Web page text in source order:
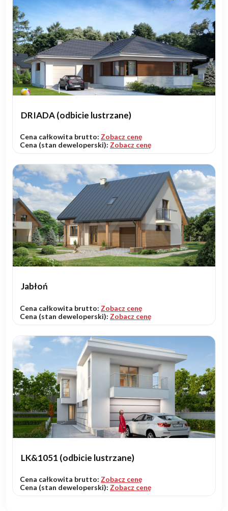
DRIADA (odbicie lustrzane)
Cena całkowita brutto: Zobacz cenę
Cena (stan deweloperski): Zobacz cenę
Jabłoń
Cena całkowita brutto: Zobacz cenę
Cena (stan deweloperski): Zobacz cenę
LK&1051 (odbicie lustrzane)
Cena całkowita brutto: Zobacz cenę
Cena (stan deweloperski): Zobacz cenę